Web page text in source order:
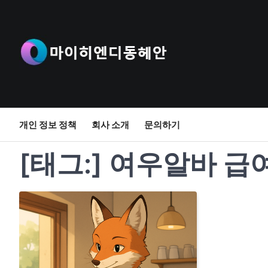
content
개인 정보 정책 회사 소개 문의하기
[태그:] 여우알바 급